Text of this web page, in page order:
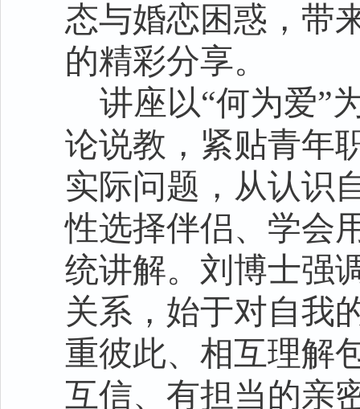
态与婚恋困惑，带
的精彩分享。
讲座以“何为爱”
论说教，紧贴青年
实际问题，从认识
性选择伴侣、学会
统讲解。刘博士强
关系，始于对自我
重彼此、相互理解
互信、有担当的亲